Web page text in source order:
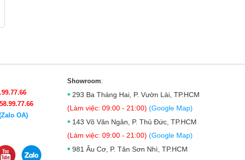
OA)
Showroom:
• 293 Ba Tháng Hai, P. Vườn Lài, TP.HCM
(Làm việc: 09:00 - 21:00) (Google Map)
• 143 Võ Văn Ngân, P. Thủ Đức, TP.HCM
(Làm việc: 09:00 - 21:00) (Google Map)
• 981 Âu Cơ, P. Tân Sơn Nhì, TP.HCM